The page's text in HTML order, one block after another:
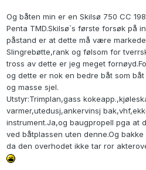
Og båten min er en Skilsø 750 CC
Penta TMD.Skilsø`s første forsøk på
påstand er at dette må være
Slingrebøtte,rank og følsom for
tross av dette er jeg meget
og dette er nok en bedre båt som
og masse sjel.
Utstyr:Trimplan,gass
varmer,utedusj,ankervinsj
instrument.Ja,og baugpropell pga at
ved båtplassen uten denne.Og
da den overhodet ikke tar ror